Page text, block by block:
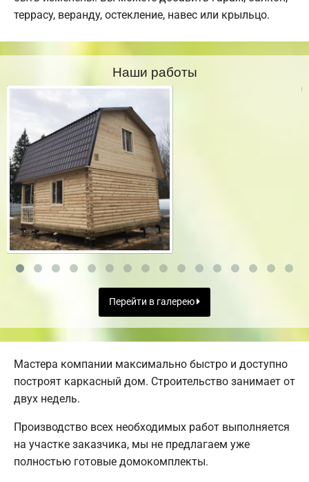
террасу, веранду, остекление, навес или крыльцо.
Наши работы
Перейти в галерею
Мастера компании максимально быстро и доступно
построят каркасный дом. Строительство занимает от
двух недель.
Производство всех необходимых работ выполняется
на участке заказчика, мы не предлагаем уже
полностью готовые домокомплекты.